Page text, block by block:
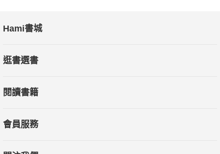
Hami書城
逛書選書
閱讀書籍
會員服務